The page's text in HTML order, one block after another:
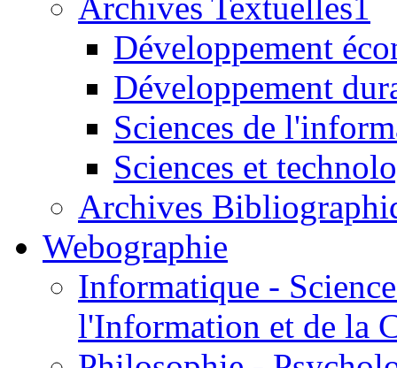
Archives Textuelles1
Développement
Développement
Sciences de
Sciences et
Archives
Webographie
Informatique -
l'Information et de la